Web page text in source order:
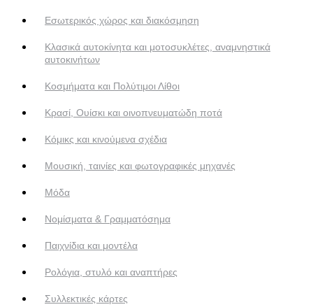
Εσωτερικός χώρος και διακόσμηση
Κλασικά αυτοκίνητα και μοτοσυκλέτες, αναμνηστικά
αυτοκινήτων
Κοσμήματα και Πολύτιμοι Λίθοι
Κρασί, Ουίσκι και οινοπνευματώδη ποτά
Κόμικς και κινούμενα σχέδια
Μουσική, ταινίες και φωτογραφικές μηχανές
Μόδα
Νομίσματα & Γραμματόσημα
Παιχνίδια και μοντέλα
Ρολόγια, στυλό και αναπτήρες
Συλλεκτικές κάρτες